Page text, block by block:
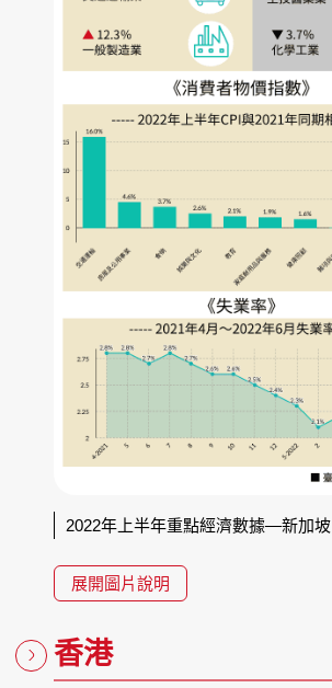
2022年上半年重點經濟數據—新加坡
展開圖片說明
香港